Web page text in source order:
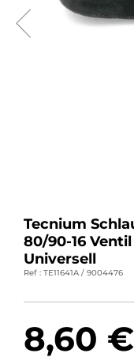
DE |
MARKEN
Tecnium
80/90-16 Ventil
Universell
Ref : TE11641A / 9004476
8,60 €